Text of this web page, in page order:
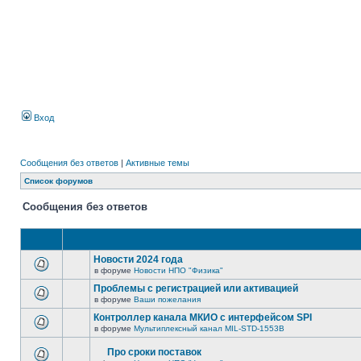
Вход
Сообщения без ответов | Активные темы
Список форумов
Сообщения без ответов
Новости 2024 года
в форуме Новости НПО "Физика"
Проблемы с регистрацией или активацией
в форуме Ваши пожелания
Контроллер канала МКИО с интерфейсом SPI
в форуме Мультиплексный канал MIL-STD-1553B
Про сроки поставок